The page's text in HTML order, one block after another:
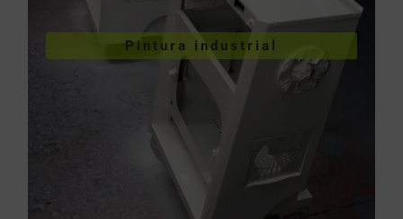
Pintura industrial
Pintura de piezas
industriales
VER PINTURA INDUSTRIAL